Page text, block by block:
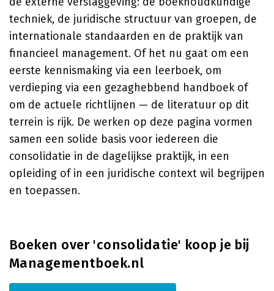
techniek, de juridische structuur van groepen, de
internationale standaarden en de praktijk van
financieel management. Of het nu gaat om een
eerste kennismaking via een leerboek, om
verdieping via een gezaghebbend handboek of
om de actuele richtlijnen — de literatuur op dit
terrein is rijk. De werken op deze pagina vormen
samen een solide basis voor iedereen die
consolidatie in de dagelijkse praktijk, in een
opleiding of in een juridische context wil begrijpen
en toepassen.
Boeken over 'consolidatie' koop je bij
Managementboek.nl